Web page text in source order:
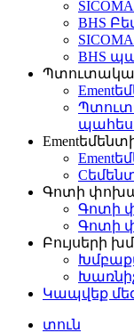
BHS
BHS
Գոտի
Գոտի
Գոտի
Բույսերի
Կապվեք
տուն